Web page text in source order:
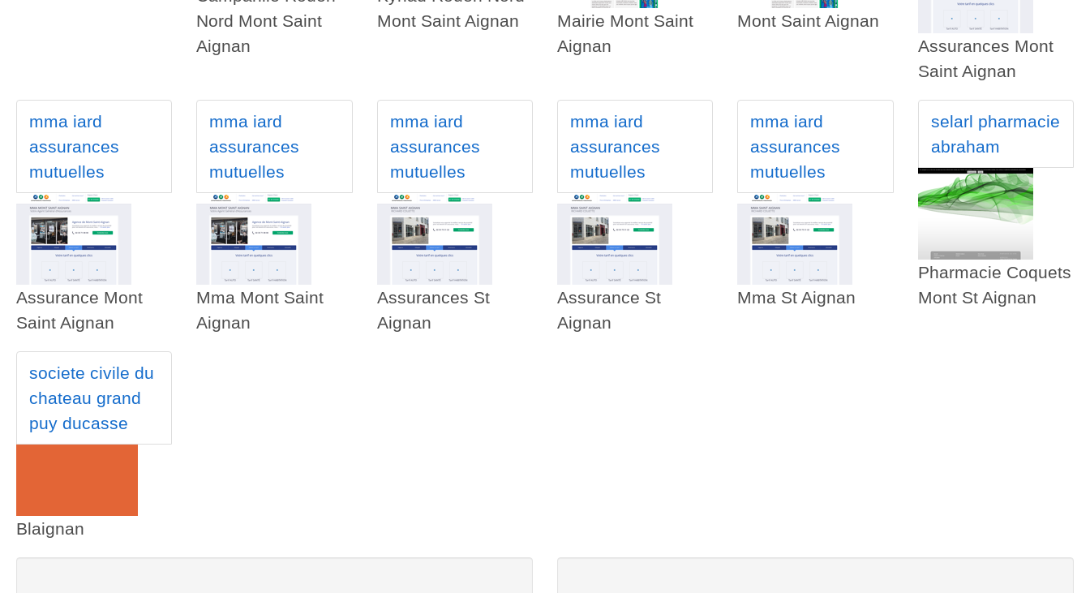
Nord Mont Saint
Aignan
Mont Saint Aignan
Mairie Mont Saint
Aignan
Mont Saint Aignan
Assurances Mont
Saint Aignan
mma iard
assurances
mutuelles
Assurance Mont
Saint Aignan
mma iard
assurances
mutuelles
Mma Mont Saint
Aignan
mma iard
assurances
mutuelles
Assurances St
Aignan
mma iard
assurances
mutuelles
Assurance St
Aignan
mma iard
assurances
mutuelles
Mma St Aignan
selarl pharmacie
abraham
Pharmacie Coquets
Mont St Aignan
societe civile du
chateau grand
puy ducasse
Blaignan